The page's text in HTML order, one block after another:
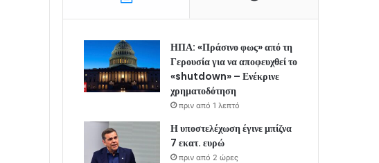
ΗΠΑ: «Πράσινο φως» από τη
Γερουσία για να αποφευχθεί το
«shutdown» – Ενέκρινε
χρηματοδότηση
πριν από 1 λεπτό
Η υποστελέχωση έγινε μπίζνα
7 εκατ. ευρώ
πριν από 2 ώρες